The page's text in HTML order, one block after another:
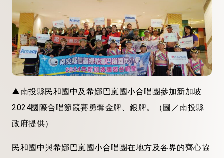
▲南投縣民和國中及希娜巴嵐國小合唱團參加新加坡
2024國際合唱節競賽勇奪金牌、銀牌。（圖／南投縣
政府提供）
民和國中與希娜巴嵐國小合唱團在地方及各界的齊心協